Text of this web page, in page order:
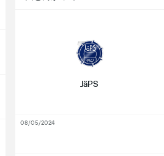
JäPS
08/05/2024